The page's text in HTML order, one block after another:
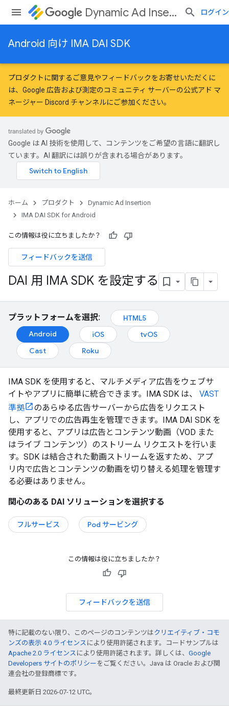
Dynamic Ad Insertion ログイン
Android 向け IMA DAI SDK
プロダクトに関するご意見やフィードバックをお寄せいただくに
は、 Google 広告および測定のコミュニティ サーバーの公式アド マ
ネージャー Discord チャンネルにご参加ください。
Google は AI 技術を使用して、コンテンツをご希望の言語に翻訳し
ています。AI 翻訳には誤りが含まれる場合があります。
ホーム プロダクト
Dynamic Ad Insertion
IMA DAI SDK for Android
この情報は役に立ちましたか？
フィードバックを送信
DAI 用 IMA SDK を設定する
プラットフォームを選択:
HTML5
Android
iOS
tvOS
Cast
Roku
IMA SDK を使用すると、マルチメディア広告をウェブサ
イトやアプリに簡単に統合できます。IMA SDK は、
VAST
準拠
のあらゆる広告サーバーから広告をリクエスト
し、アプリでの広告再生を管理できます。IMA DAI SDK を
使用すると、アプリは広告とコンテンツ動画（VOD また
はライブ コンテンツ）のストリーム リクエストを行いま
す。SDK は結合された動画ストリームを返すため、アプ
リ内で広告とコンテンツの動画を切り替える処理を管理す
る必要はありません。
関心のある DAI ソリューションを選択する
フルサービス Pod サービング
この情報は役に立ちましたか？
フィードバックを送信
特に記載のない限り、このページのコンテンツはクリエイティブ・コモ
ンズの表示 4.0 ライセンス により使用許諾されます。コードサンプルは
Apache 2.0 ライセンス により使用許諾されます。詳しくは、 Google
Developers サイトのポリシー をご覧ください。Java は Oracle および関
連会社の登録商標です。
最終更新日 2026-07-12 UTC。